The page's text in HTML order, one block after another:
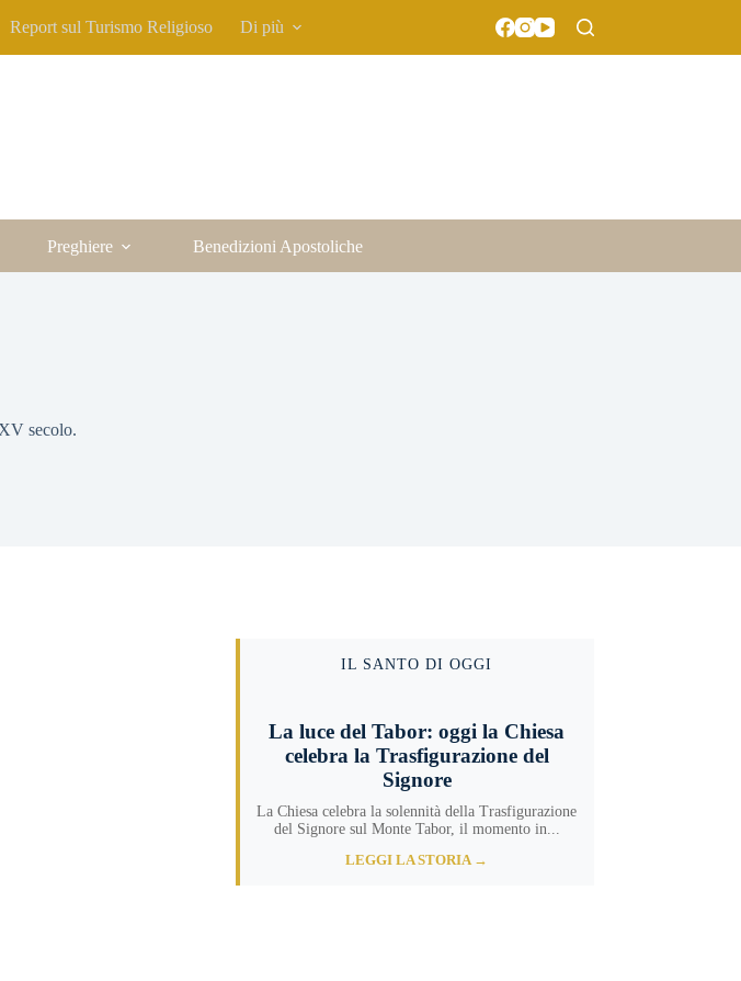
Report sul Turismo Religioso Di più
Preghiere Benedizioni Apostoliche
secolo.
IL SANTO DI OGGI
La luce del Tabor: oggi la Chiesa
celebra la Trasfigurazione del
Signore
La Chiesa celebra la solennità della Trasfigurazione
del Signore sul Monte Tabor, il momento in...
LEGGI LA STORIA →